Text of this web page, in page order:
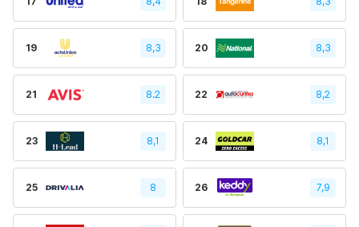
19 8,3 20 8,3
21 8.2 22 8,2
23 8,1 24 8,1
25 8 26 7,9